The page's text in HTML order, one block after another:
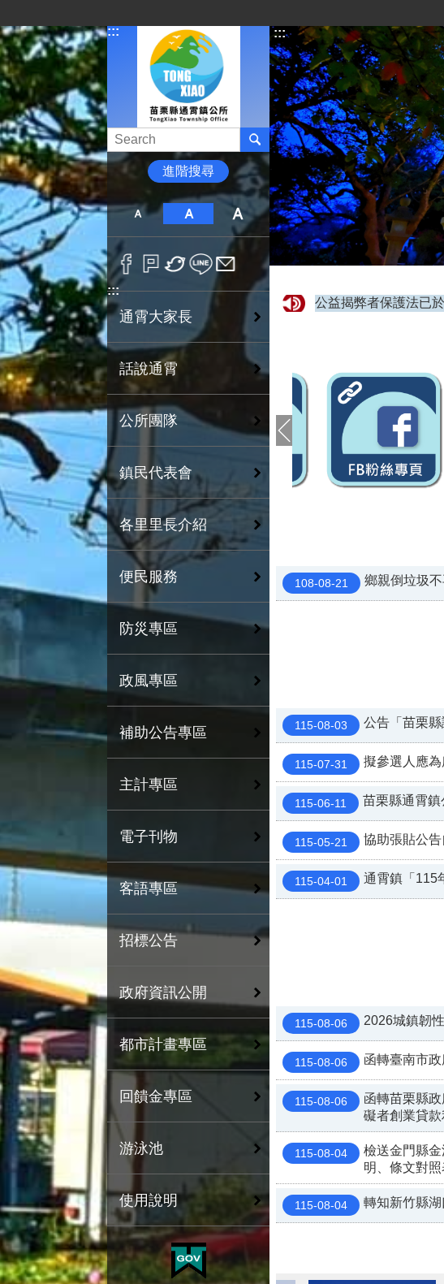
:::
進階搜尋
:::
通霄大家長
話說通霄
公所團隊
鎮民代表會
各里里長介紹
便民服務
防災專區
政風專區
補助公告專區
主計專區
電子刊物
客語專區
招標公告
政府資訊公開
都市計畫專區
回饋金專區
游泳池
使用說明
:::
擬參選人應為所僱員
反賄防貪 樂居苗栗
108-08-21 鄉親倒垃圾
115-08-03 公告「苗栗
115-07-31 擬參選人應
115-06-11 苗栗縣通霄
115-05-21 協助張貼公
115-04-01 通霄鎮「115
115-08-06 2026城鎮韌
115-08-06 函轉臺南市
115-08-06
函轉苗栗縣
礙者創業貸
115-08-04
檢送金門縣
明、條文對
115-08-04 轉知新竹縣